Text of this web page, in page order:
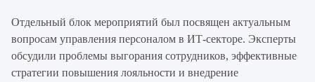
Отдельный блок мероприятий был посвящен актуальным
вопросам управления персоналом в ИТ-секторе. Эксперты
обсудили проблемы выгорания сотрудников, эффективные
стратегии повышения лояльности и внедрение